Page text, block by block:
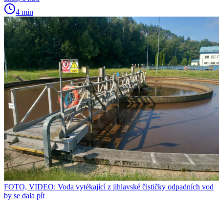
4 min
FOTO, VIDEO: Voda vytékající z jihlavské čističky odpadních vod
by se dala pít